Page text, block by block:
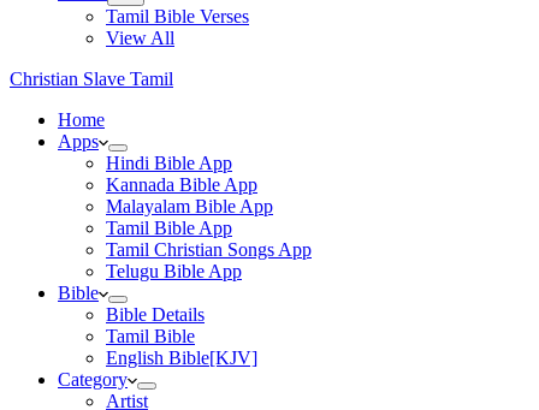
Tamil Bible Verses
View All
Christian Slave Tamil
Home
Apps
Hindi Bible App
Kannada Bible App
Malayalam Bible App
Tamil Bible App
Tamil Christian Songs App
Telugu Bible App
Bible
Bible Details
Tamil Bible
English Bible[KJV]
Category
Artist